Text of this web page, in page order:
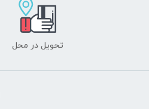
تحویل در محل